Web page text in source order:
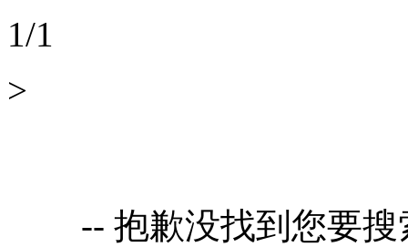
1/1
>
-- 抱歉没找到您要